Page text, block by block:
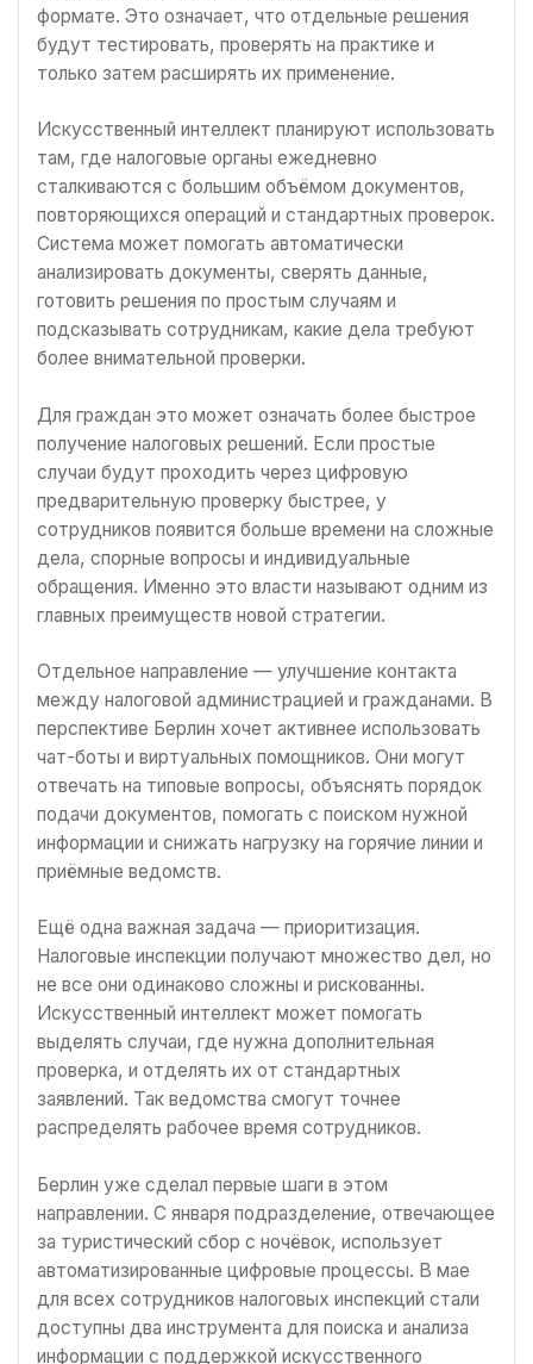
формате. Это означает, что отдельные решения
будут тестировать, проверять на практике и
только затем расширять их применение.
Искусственный интеллект планируют использовать
там, где налоговые органы ежедневно
сталкиваются с большим объёмом документов,
повторяющихся операций и стандартных проверок.
Система может помогать автоматически
анализировать документы, сверять данные,
готовить решения по простым случаям и
подсказывать сотрудникам, какие дела требуют
более внимательной проверки.
Для граждан это может означать более быстрое
получение налоговых решений. Если простые
случаи будут проходить через цифровую
предварительную проверку быстрее, у
сотрудников появится больше времени на сложные
дела, спорные вопросы и индивидуальные
обращения. Именно это власти называют одним из
главных преимуществ новой стратегии.
Отдельное направление — улучшение контакта
между налоговой администрацией и гражданами. В
перспективе Берлин хочет активнее использовать
чат-боты и виртуальных помощников. Они могут
отвечать на типовые вопросы, объяснять порядок
подачи документов, помогать с поиском нужной
информации и снижать нагрузку на горячие линии и
приёмные ведомств.
Ещё одна важная задача — приоритизация.
Налоговые инспекции получают множество дел, но
не все они одинаково сложны и рискованны.
Искусственный интеллект может помогать
выделять случаи, где нужна дополнительная
проверка, и отделять их от стандартных
заявлений. Так ведомства смогут точнее
распределять рабочее время сотрудников.
Берлин уже сделал первые шаги в этом
направлении. С января подразделение, отвечающее
за туристический сбор с ночёвок, использует
автоматизированные цифровые процессы. В мае
для всех сотрудников налоговых инспекций стали
доступны два инструмента для поиска и анализа
информации с поддержкой искусственного